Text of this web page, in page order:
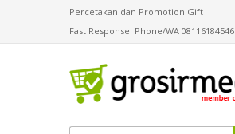
Percetakan dan Promotion Gift
Fast Response: Phone/WA 08116184546